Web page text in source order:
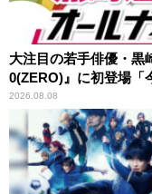
大注目の若手俳優・黒
0(ZERO)』に初登場「
2026.08.08